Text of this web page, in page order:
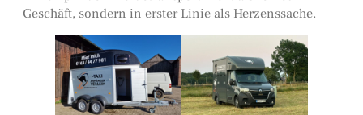
Geschäft, sondern in erster Linie als Herzenssache.